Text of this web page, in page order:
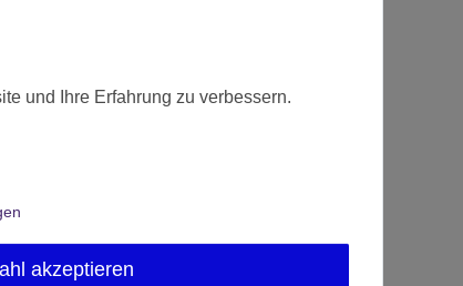
und Ihre Erfahrung zu verbessern.
akzeptieren